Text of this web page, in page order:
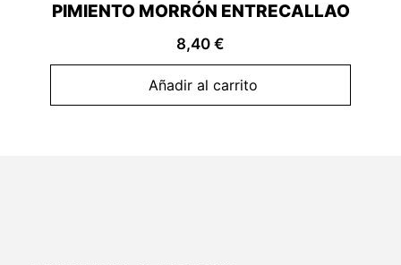
PIMIENTO MORRÓN ENTRECALLAO
8,40 €
Añadir al carrito